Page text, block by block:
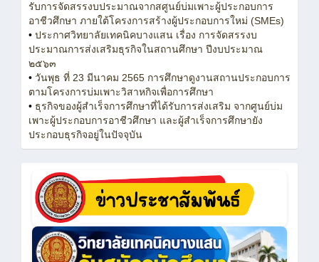
รับการจัดสรรงบประมาณจากสศูนย์บ่มเพาะผู้ประกอบการ
อาชีวศึกษา ภายใต้โครงการสร้างผู้ประกอบการใหม่ (SMEs)
• ประกาศวิทยาลัยเทคนิคบางแสน เรื่อง การจัดสรรงบ
ประมาณการส่งเสริมธุรกิจในสถานศึกษา ปีงบประมาณ
๒๕๖๓
• วันพุธ ที่ 23 มีนาคม 2565 การศึกษาดูงานสถานประกอบการ
ตามโครงการบ่มเพาะวิสาหกิจเพื่อการศึกษา
• ธุรกิจของผู้สำเร็จการศึกษาที่ได้รับการส่งเสริม จากศูนย์บ่ม
เพาะผู้ประกอบการอาชีวศึกษา และผู้สำเร็จการศึกษายัง
ประกอบธุรกิจอยู่ในปัจจุบัน